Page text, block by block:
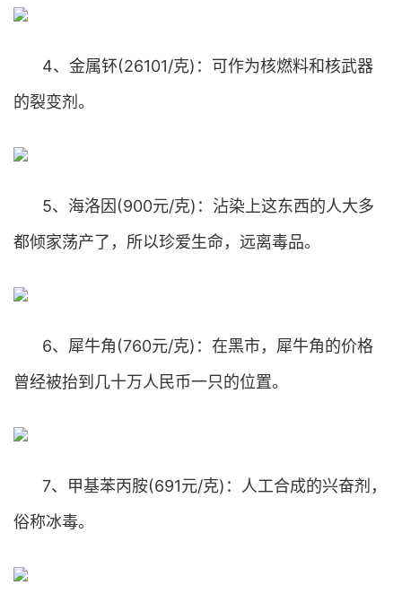
4、金属钚(26101/克)：可作为核燃料和核武器
的裂变剂。
5、海洛因(900元/克)：沾染上这东西的人大多
都倾家荡产了，所以珍爱生命，远离毒品。
6、犀牛角(760元/克)：在黑市，犀牛角的价格
曾经被抬到几十万人民币一只的位置。
7、甲基苯丙胺(691元/克)：人工合成的兴奋剂，
俗称冰毒。